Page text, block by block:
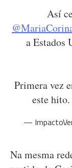
Así
a Estados
Primera vez
este hito.
—
Na mesma